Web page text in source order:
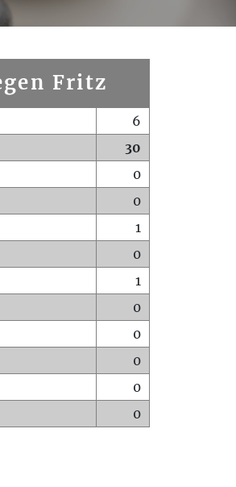
Fritz
6
30
0
0
1
0
1
0
0
0
0
0